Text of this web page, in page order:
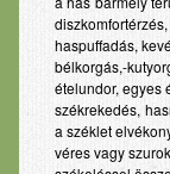
diszkomfortérzés,
haspuffadás,
bélkorgás,-
ételundor, egyes
székrekedés,
a széklet
véres vagy